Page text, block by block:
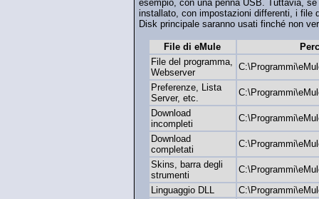
esempio, con una penna USB. Tuttavia,
installato, con impostazioni differenti, i file
Disk principale saranno usati finché non
File di eMule
File del programma,
Webserver
Preferenze, Lista
Server, etc.
Download
incompleti
Download
completati
Skins, barra degli
strumenti
Linguaggio DLL